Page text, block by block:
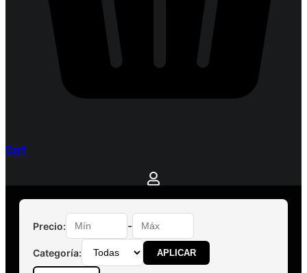
Cart
Precio: -
Categoría: APLICAR